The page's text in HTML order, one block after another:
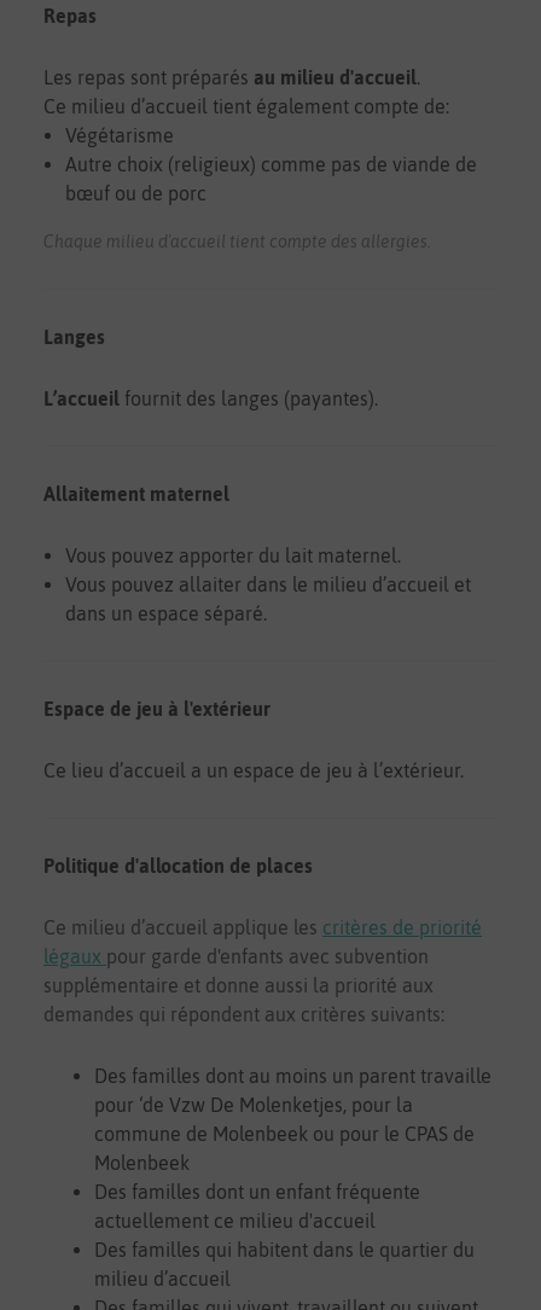
Repas
Les repas sont préparés au milieu d'accueil.
Ce milieu d’accueil tient également compte de:
Végétarisme
Autre choix (religieux) comme pas de viande de
bœuf ou de porc
Chaque milieu d'accueil tient compte des allergies.
Langes
L’accueil fournit des langes (payantes).
Allaitement maternel
Vous pouvez apporter du lait maternel.
Vous pouvez allaiter dans le milieu d’accueil et
dans un espace séparé.
Espace de jeu à l'extérieur
Ce lieu d’accueil a un espace de jeu à l’extérieur.
Politique d'allocation de places
Ce milieu d’accueil applique les critères de priorité
légaux pour garde d'enfants avec subvention
supplémentaire et donne aussi la priorité aux
demandes qui répondent aux critères suivants:
Des familles dont au moins un parent travaille
pour ‘de Vzw De Molenketjes, pour la
commune de Molenbeek ou pour le CPAS de
Molenbeek
Des familles dont un enfant fréquente
actuellement ce milieu d'accueil
Des familles qui habitent dans le quartier du
milieu d’accueil